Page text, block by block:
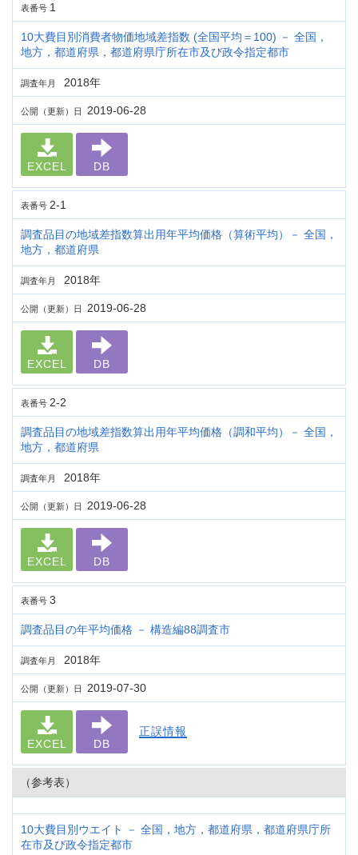
表番号 1
10大費目別消費者物価地域差指数 (全国平均＝100) － 全国，
地方，都道府県，都道府県庁所在市及び政令指定都市
調査年月 2018年
公開（更新）日 2019-06-28
EXCEL DB
表番号 2-1
調査品目の地域差指数算出用年平均価格（算術平均）－ 全国，
地方，都道府県
調査年月 2018年
公開（更新）日 2019-06-28
EXCEL DB
表番号 2-2
調査品目の地域差指数算出用年平均価格（調和平均）－ 全国，
地方，都道府県
調査年月 2018年
公開（更新）日 2019-06-28
EXCEL DB
表番号 3
調査品目の年平均価格 － 構造編88調査市
調査年月 2018年
公開（更新）日 2019-07-30
EXCEL DB
正誤情報
（参考表）
10大費目別ウエイト － 全国，地方，都道府県，都道府県庁所
在市及び政令指定都市